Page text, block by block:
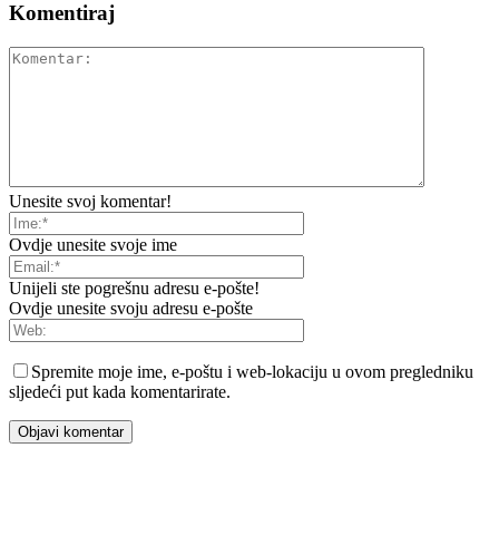
Komentiraj
Unesite svoj komentar!
Ovdje unesite svoje ime
Unijeli ste pogrešnu adresu e-pošte!
Ovdje unesite svoju adresu e-pošte
Spremite moje ime, e-poštu i web-lokaciju u ovom pregledniku
sljedeći put kada komentarirate.